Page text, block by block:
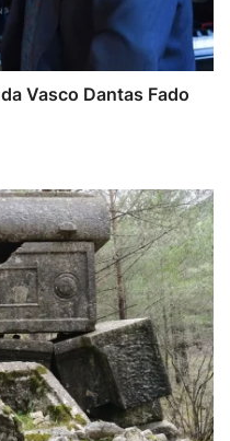
Vasco Dantas Fado